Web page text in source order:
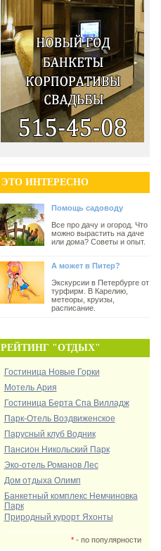
ЭТО ИНТЕРЕСНО
Помощь садоводу
Все про дачу и огород. Что
можно вырастить на даче
или дома? Советы и опыт.
А может в Питер?
Экскурсии в Петербурге от
турфирм. В Карелию,
метеоры, круизы,
расписание.
РЕЙТИНГ "ОТДЫХ"
Гостиница Новые Горки
Мотель Ария
Гостиница Берта Спа Вилладж
Парк-Отель Воздвиженское
Парусный клуб Водник
Пансион Никольский Парк
Эко-отель Романов Лес
Дом отдыха Олимп
Банкетный комплекс Немчиновка
Парк
Природный курорт Яхонты
*- по популярности